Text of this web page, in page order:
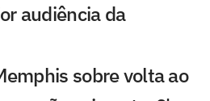
audiência da
sobre volta ao